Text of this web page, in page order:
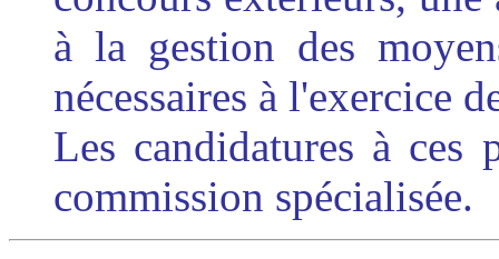
à la gestion des
nécessaires à l'exercice
Les candidatures à ces
commission spécialisée.